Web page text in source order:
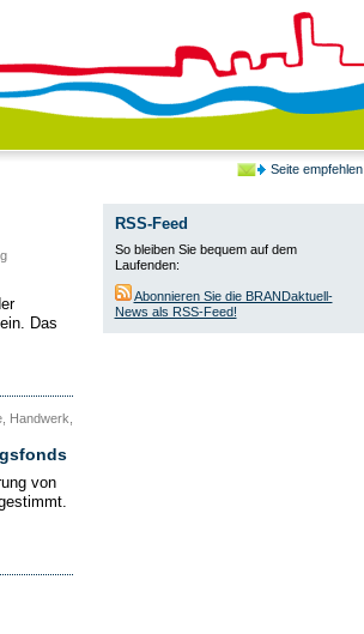
Seite empfehlen
Das
Handwerk,
von
RSS-Feed
So bleiben Sie bequem auf dem
Laufenden:
Abonnieren Sie die BRANDaktuell-
News als RSS-Feed!